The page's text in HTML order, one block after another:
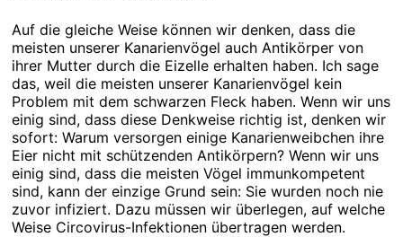
Auf die gleiche Weise können wir denken, dass die
meisten unserer Kanarienvögel auch Antikörper von
ihrer Mutter durch die Eizelle erhalten haben. Ich sage
das, weil die meisten unserer Kanarienvögel kein
Problem mit dem schwarzen Fleck haben. Wenn wir uns
einig sind, dass diese Denkweise richtig ist, denken wir
sofort: Warum versorgen einige Kanarienweibchen ihre
Eier nicht mit schützenden Antikörpern? Wenn wir uns
einig sind, dass die meisten Vögel immunkompetent
sind, kann der einzige Grund sein: Sie wurden noch nie
zuvor infiziert. Dazu müssen wir überlegen, auf welche
Weise Circovirus-Infektionen übertragen werden.